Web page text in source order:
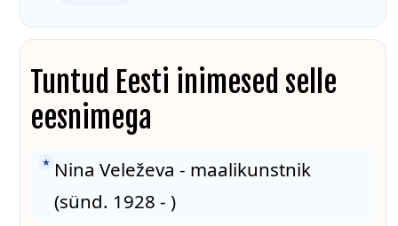
Tuntud Eesti inimesed selle
eesnimega
★ Nina Veleževa - maalikunstnik
(sünd. 1928 - )